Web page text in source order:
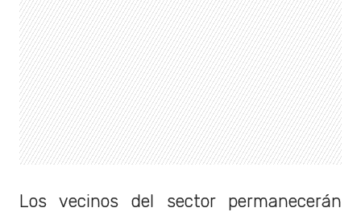
Los vecinos del sector permanecerán